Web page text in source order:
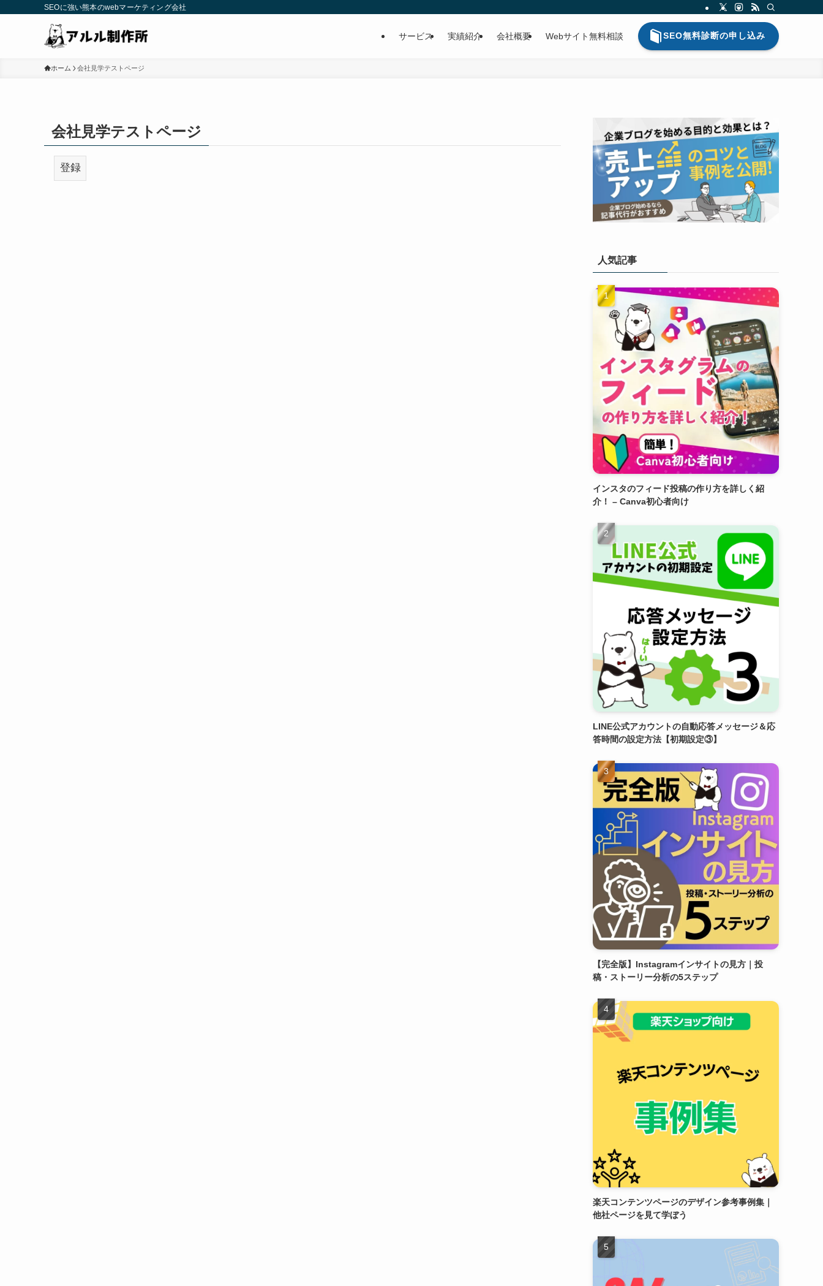
SEOに強い熊本のwebマーケティング会社
サービス 実績紹介 会社概要 Webサイト無料相談 SEO無料診断の申し込み
ホーム 会社見学テストページ
会社見学テストページ
登録
人気記事
インスタのフィード投稿の作り方を詳しく紹
介！ – Canva初心者向け
LINE公式アカウントの自動応答メッセージ＆応
答時間の設定方法【初期設定③】
【完全版】Instagramインサイトの見方｜投
稿・ストーリー分析の5ステップ
楽天コンテンツページのデザイン参考事例集｜
他社ページを見て学ぼう